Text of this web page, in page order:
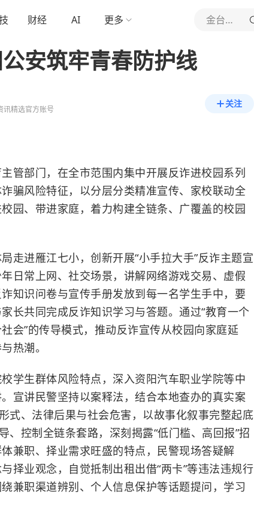
财经 AI 更多 金台资讯
安筑牢青春防护线
讯精选官方账号
关注
管部门，在全市范围内集中开展反诈进校园系列
骗风险特征，以分层分类精准宣传、家校联动全
园、带进家庭，着力构建全链条、广覆盖的校园
走进雁江七小，创新开展“小手拉大手”反诈主题宣
日常上网、社交场景，讲解网络游戏交易、虚假
知识问卷与宣传手册发放到每一名学生手中，要
长共同完成反诈知识学习与答题。通过“教育一个
会”的传导模式，推动反诈宣传从校园向家庭延
热潮。
学生群体风险特点，深入资阳汽车职业学院等中
宣讲民警坚持以案释法，结合本地查办的真实案
式、法律后果与社会危害，以故事化叙事完整起底
、控制全链条套路，深刻揭露“低门槛、高回报”招
兼职、择业需求旺盛的特点，民警现场答疑解
择业观念，自觉抵制出租出借“两卡”等违法违规行
兼职渠道辨别、个人信息保护等话题提问，学习